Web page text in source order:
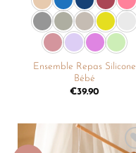
Ensemble Repas Silicone
Bébé
€39.90